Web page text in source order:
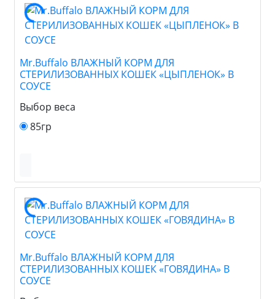
Mr.Buffalo ВЛАЖНЫЙ КОРМ ДЛЯ
СТЕРИЛИЗОВАННЫХ КОШЕК «ЦЫПЛЕНОК» В
СОУСЕ
Выбор веса
85гр
Mr.Buffalo ВЛАЖНЫЙ КОРМ ДЛЯ
СТЕРИЛИЗОВАННЫХ КОШЕК «ГОВЯДИНА» В
СОУСЕ